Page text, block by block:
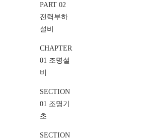
PART 02
전력부하
설비
CHAPTER
01 조명설
비
SECTION
01 조명기
초
SECTION